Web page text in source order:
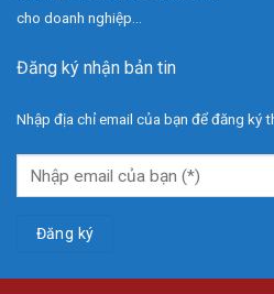
cho doanh nghiệp...
Đăng ký nhận bản tin
Nhập địa chỉ email của bạn để đăng ký